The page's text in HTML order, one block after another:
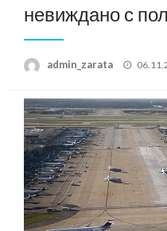
невиждано с
admin_zarata
Posted